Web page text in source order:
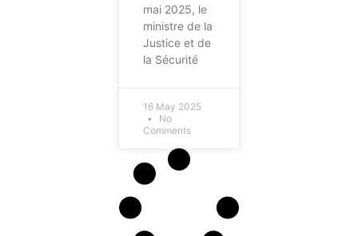
mai 2025, le
ministre de la
Justice et de
la Sécurité
16 May 2025
No
Comments